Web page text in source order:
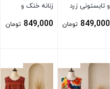
و تابستونی زرد
849,000 تومان
زنانه خنک و
آبرفت) سبز
849,000 تومان